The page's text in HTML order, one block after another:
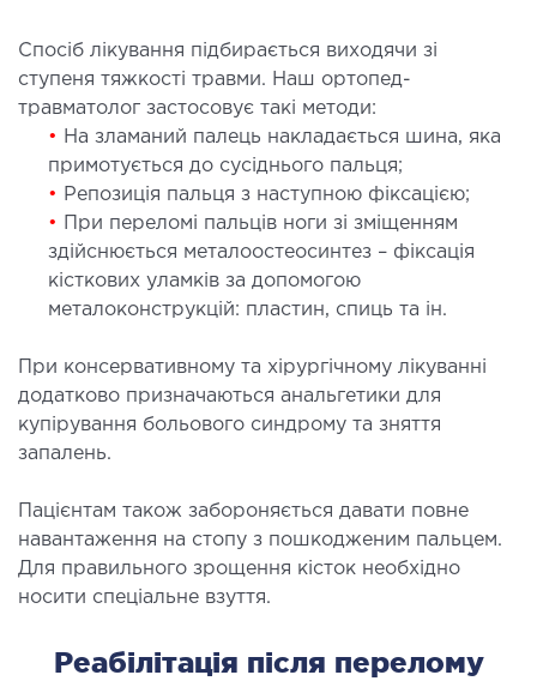
послуги
Спосіб лікування підбирається виходячи зі
ступеня тяжкості травми. Наш ортопед-
травматолог застосовує такі методи:
• На зламаний палець накладається шина, яка
примотується до сусіднього пальця;
• Репозиція пальця з наступною фіксацією;
•
При переломі пальців ноги зі зміщенням
здійснюється металоостеосинтез – фіксація
кісткових уламків за допомогою
металоконструкцій: пластин, спиць та ін.
При консервативному та хірургічному лікуванні
додатково призначаються анальгетики для
купірування больового синдрому та зняття
запалень.
Пацієнтам також забороняється давати повне
навантаження на стопу з пошкодженим пальцем.
Для правильного зрощення кісток необхідно
носити спеціальне взуття.
Реабілітація після перелому